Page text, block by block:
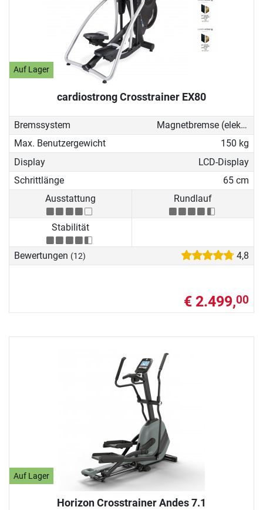
Auf Lager
cardiostrong Crosstrainer EX80
Bremssystem
Magnetbremse (elektronisch)
Max. Benutzergewicht
150 kg
Display
LCD-Display
Schrittlänge
65 cm
Ausstattung
Rundlauf
Stabilität
Bewertungen (12) 4,8
€ 2.499,00
Auf Lager
Horizon Crosstrainer Andes 7.1